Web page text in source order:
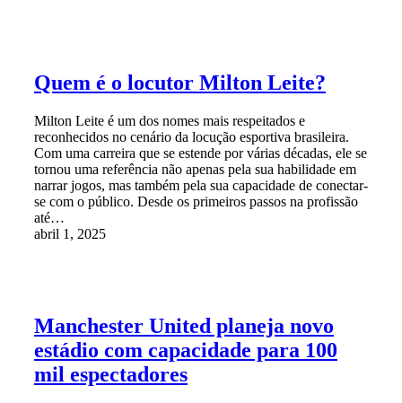
Quem é o locutor Milton Leite?
Milton Leite é um dos nomes mais respeitados e
reconhecidos no cenário da locução esportiva brasileira.
Com uma carreira que se estende por várias décadas, ele se
tornou uma referência não apenas pela sua habilidade em
narrar jogos, mas também pela sua capacidade de conectar-
se com o público. Desde os primeiros passos na profissão
até…
abril 1, 2025
Manchester United planeja novo
estádio com capacidade para 100
mil espectadores